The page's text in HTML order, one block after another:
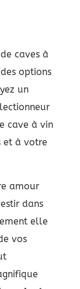
caves à
options
un
cave à vin
et à votre
amour
dans
elle
vos